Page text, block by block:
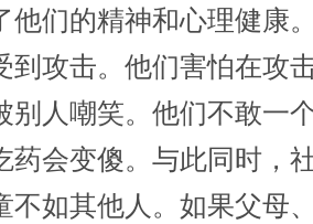
他们的精神和心理健康
到攻击。他们害怕在攻
别人嘲笑。他们不敢一
药会变傻。与此同时，
不如其他人。如果父母